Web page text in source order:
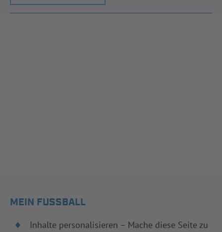
MEIN FUSSBALL
Inhalte personalisieren – Mache diese Seite zu